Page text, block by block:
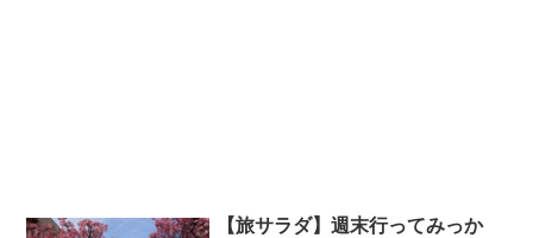
【旅サラダ】週末行ってみっか